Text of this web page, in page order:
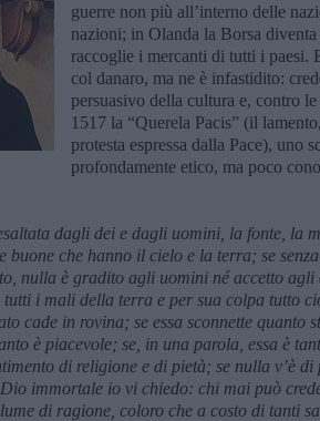
guerre non più all’interno delle
nazioni; in Olanda la Borsa
raccoglie i mercanti di tutti i paesi.
col danaro, ma ne è infastidito:
persuasivo della cultura e, contro
1517 la “Querela Pacis” (il
protesta espressa dalla Pace), uno
profondamente etico, ma poco
dagli dei e dagli uomini, la fonte, la
buone che hanno il cielo e la terra; se
nulla è gradito agli uomini né accetto agli
i mali della terra e per sua colpa tutto
cade in rovina; se essa sconnette quanto
è piacevole; se, in una parola, essa è
di religione e di pietà; se nulla v’è
immortale io vi chiedo: chi mai può
di ragione, coloro che a costo di tanti